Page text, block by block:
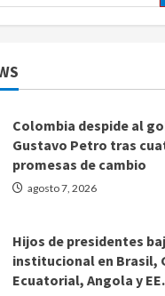
Charlotte FC vs Atlas:
horario y canal para
Colombia despide al
Gustavo Petro tras
promesas de cambio
agosto 7, 2026
Hijos de presidentes
institucional en Brasil,
Ecuatorial, Angola y